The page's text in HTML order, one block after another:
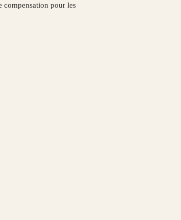
compensation pour les